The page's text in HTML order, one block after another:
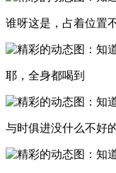
谁呀这是，占着位置
耶，全身都喝到
与时俱进没什么不好